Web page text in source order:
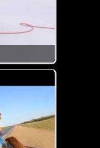
sich bald mal